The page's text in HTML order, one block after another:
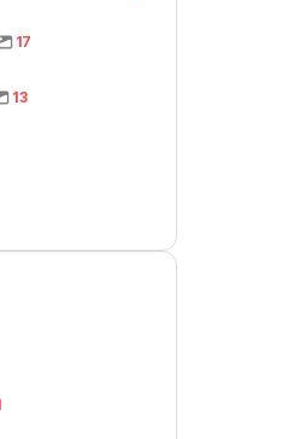
17
13